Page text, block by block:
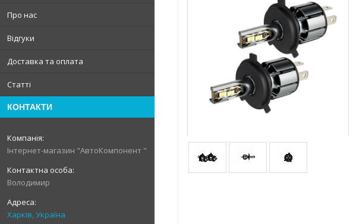
Про нас
Відгуки
Доставка та оплата
Статті
КОНТАКТИ
Інтернет-магазин "АвтоКомпонент "
Володимир
Харків, Україна